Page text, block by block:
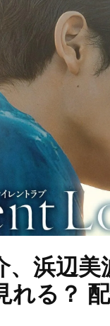
、浜辺
れる？